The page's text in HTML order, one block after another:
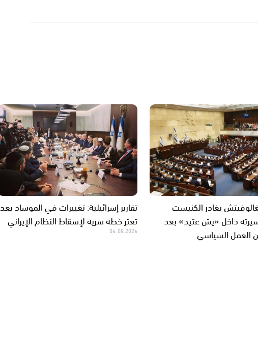
يغادر الكنيست
داخل «يش عتيد» بعد
العمل السياسي
تقارير إسرائيلية: تغييرات في الموساد بعد
تعثر خطة سرية لإسقاط النظام الإيراني
06.08.2026